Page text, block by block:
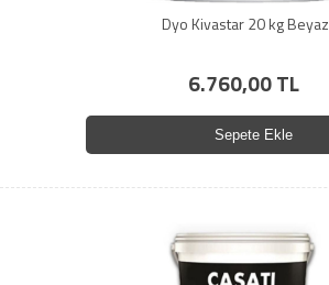
Dyo Kivastar 20 kg Beyaz
6.760,00 TL
Sepete Ekle